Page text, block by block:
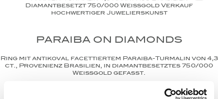
Kampagnen
News
Unternehmen
PARAIBA ON DIAMONDS
Ring mit antikoval facettiertem Paraiba-Turmalin von 4,3
ct., Provenienz Brasilien, in diamantbesetztes 750/000
Weißgold gefasst.
Paraiba-Turmalin